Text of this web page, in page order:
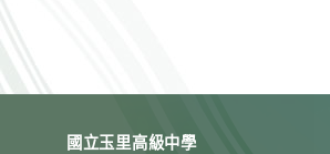
國立玉里高級中學